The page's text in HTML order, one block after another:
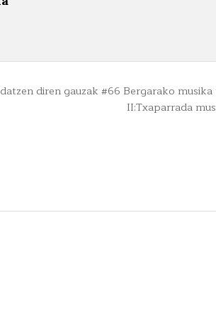
diren gauzak #66 Bergarako
II:Txaparrada